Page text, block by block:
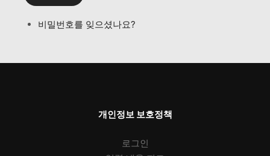
비밀번호를 잊으셨나요?
개인정보 보호정책
로그인